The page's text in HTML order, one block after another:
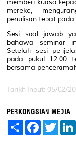
memberi kuasa
mereka,
penulisan tepat
Sesi soal jawab
bahawa seminar
Setelah sesi
pada pukul 12:00
bersama
Tarikh Input: 05/02/
PERKONGSIAN MEDIA
S
F
a
T
w